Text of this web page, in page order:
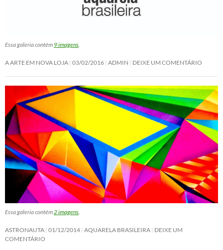
Essa galeria contém 9 imagens
A ARTE EM NOVA LOJA 03/02/2016 ADMIN DEIXE UM COMENTÁRIO
Essa galeria contém2 imagens.
ASTRONAUTA 01/12/2014 AQUARELA BRASILEIRA DEIXE UM
COMENTÁRIO